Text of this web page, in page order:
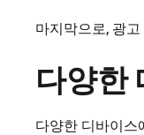
마지막으로, 광
다양한
다양한 디바이스